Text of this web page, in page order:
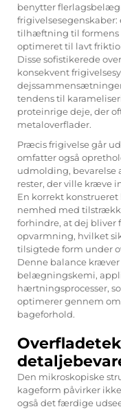
benytter
tilhæftning til formens
optimeret til lavt
Disse sofistikerede
konsekvent
tendens til
proteinrige deje, der
metaloverflader.
Præcis frigivelse går
omfatter også
udmolding, bevarelse
rester, der ville kræve
En korrekt konstrueret
nemhed med
forhindre, at dej
opvarmning, hvilket
tilsigtede form under
Denne balance
belægningskemi,
hærtningsprocesser,
optimerer gennem
bageforhold.
Den mikroskopiske
kageform påvirker
også det færdige